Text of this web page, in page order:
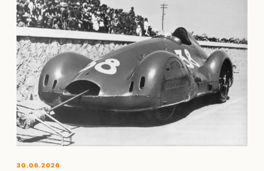
30.06.2026